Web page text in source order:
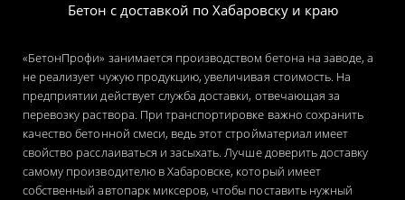
Бетон с доставкой по Хабаровску и краю
«БетонПрофи» занимается производством бетона на заводе, а
не реализует чужую продукцию, увеличивая стоимость. На
предприятии действует служба доставки, отвечающая за
перевозку раствора. При транспортировке важно сохранить
качество бетонной смеси, ведь этот стройматериал имеет
свойство расслаиваться и засыхать. Лучше доверить доставку
самому производителю в Хабаровске, который имеет
собственный автопарк миксеров, чтобы поставить нужный